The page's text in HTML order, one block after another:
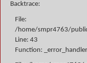
Backtrace:
File:
/home/smpr4763/
Line: 43
Function: _error_handler